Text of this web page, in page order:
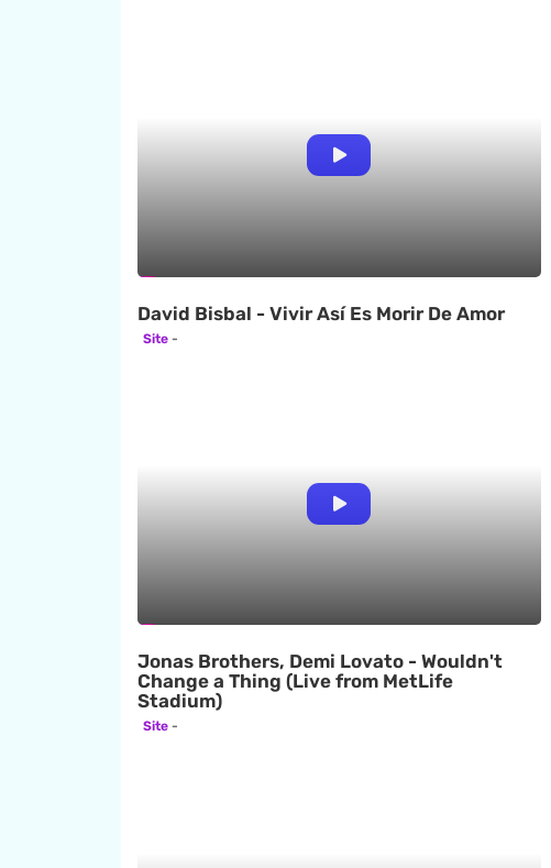
David Bisbal - Vivir Así Es Morir De Amor
Site
Jonas Brothers, Demi Lovato - Wouldn't
Change a Thing (Live from MetLife
Stadium)
Site